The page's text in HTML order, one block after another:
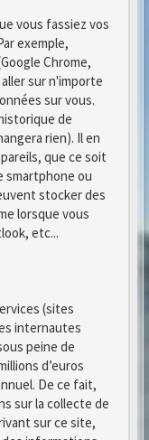
vous fassiez vos
exemple,
Chrome,
sur n'importe
sur vous.
de
rien). Il en
que ce soit
smartphone ou
stocker des
lorsque vous
etc...
(sites
internautes
peine de
d’euros
De ce fait,
sur la collecte de
sur ce site,